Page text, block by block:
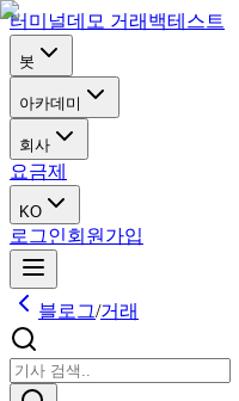
터미널데모 거래 백테스트
봇
아카데미
회사
요금제
KO
로그인회원가입
블로그/거래